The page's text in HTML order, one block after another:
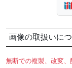
画像の取扱いに
無断での複製、改変、